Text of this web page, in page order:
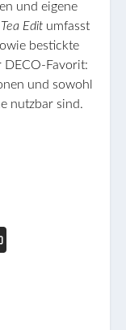
und eigene
Edit umfasst
bestickte
DECO-Favorit:
und sowohl
nutzbar sind.